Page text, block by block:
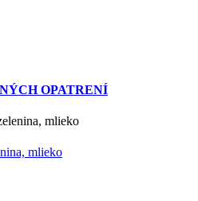
OPATRENÍ
mlieko